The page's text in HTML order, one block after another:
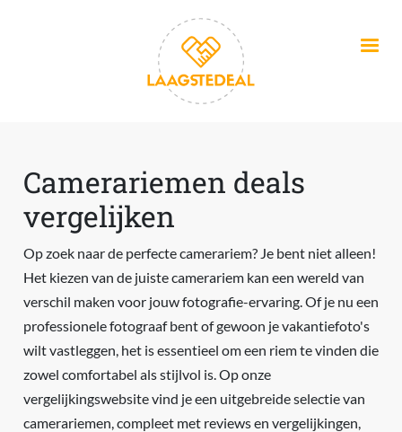
Camerariemen deals
vergelijken
Op zoek naar de perfecte camerariem? Je bent niet alleen!
Het kiezen van de juiste camerariem kan een wereld van
verschil maken voor jouw fotografie-ervaring. Of je nu een
professionele fotograaf bent of gewoon je vakantiefoto's
wilt vastleggen, het is essentieel om een riem te vinden die
zowel comfortabel als stijlvol is. Op onze
vergelijkingswebsite vind je een uitgebreide selectie van
camerariemen, compleet met reviews en vergelijkingen,